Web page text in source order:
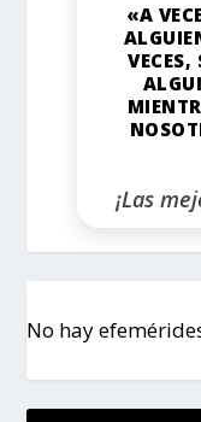
«A
¡Las
No hay